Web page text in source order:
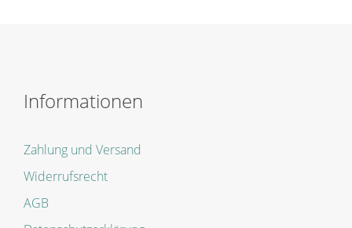
Informationen
Zahlung und Versand
Widerrufsrecht
AGB